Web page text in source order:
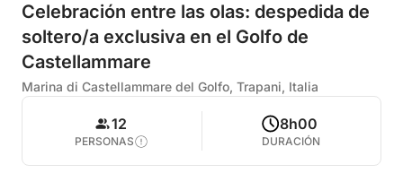
Celebración entre las olas: despedida de
soltero/a exclusiva en el Golfo de
Castellammare
Marina di Castellammare del Golfo, Trapani, Italia
12
PERSONAS
8h00
DURACIÓN